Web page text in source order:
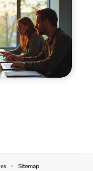
Sitemap